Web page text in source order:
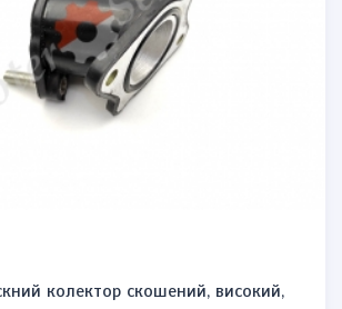
колектор скошений, високий,